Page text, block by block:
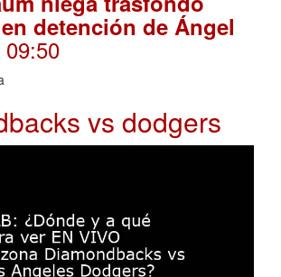
detención de Ángel
09:50
vs dodgers